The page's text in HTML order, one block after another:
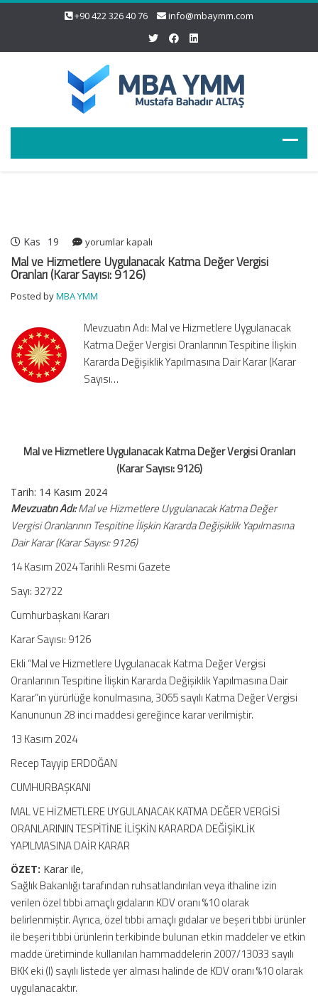
+90 422 326 40 76 info@mbaymm.com
Kas 19
Mal
ve
Hizmetlere
Uygulanacak
Katma
Vergisi
Oranları
(Karar
Sayısı:
yorumlar kapalı
Mal ve Hizmetlere Uygulanacak Katma Değer Vergisi
Oranları (Karar Sayısı: 9126)
Posted byMBA YMM
Mevzuatın Adı: Mal ve Hizmetlere Uygulanacak
Katma Değer Vergisi Oranlarının Tespitine İlişkin
Kararda Değişiklik Yapılmasına Dair Karar (Karar
Sayısı…
Mal ve Hizmetlere Uygulanacak Katma Değer Vergisi Oranları
(Karar Sayısı: 9126)
Tarih: 14 Kasım 2024
Mevzuatın Adı:Mal ve Hizmetlere Uygulanacak Katma Değer
Vergisi Oranlarının Tespitine İlişkin Kararda Değişiklik Yapılmasına
Dair Karar (Karar Sayısı: 9126)
14 Kasım 2024 Tarihli Resmi Gazete
Sayı: 32722
Cumhurbaşkanı Kararı
Karar Sayısı: 9126
Ekli “Mal ve Hizmetlere Uygulanacak Katma Değer Vergisi
Oranlarının Tespitine İlişkin Kararda Değişiklik Yapılmasına Dair
Karar”ın yürürlüğe konulmasına, 3065 sayılı Katma Değer Vergisi
Kanununun 28 inci maddesi gereğince karar verilmiştir.
13 Kasım 2024
Recep Tayyip ERDOĞAN
CUMHURBAŞKANI
MAL VE HİZMETLERE UYGULANACAK KATMA DEĞER VERGİSİ
ORANLARININ TESPİTİNE İLİŞKİN KARARDA DEĞİŞİKLİK
YAPILMASINA DAİR KARAR
ÖZET: Karar ile,
Sağlık Bakanlığı tarafından ruhsatlandırılan veya ithaline izin
verilen özel tıbbi amaçlı gıdaların KDV oranı %10 olarak
belirlenmiştir. Ayrıca, özel tıbbi amaçlı gıdalar ve beşeri tıbbi ürünler
ile beşeri tıbbi ürünlerin terkibinde bulunan etkin maddeler ve etkin
madde üretiminde kullanılan hammaddelerin 2007/13033 sayılı
BKK eki (I) sayılı listede yer alması halinde de KDV oranı %10 olarak
uygulanacaktır.